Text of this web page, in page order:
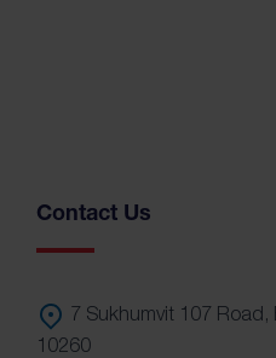
Contact Us
7 Sukhumvit 107
10260